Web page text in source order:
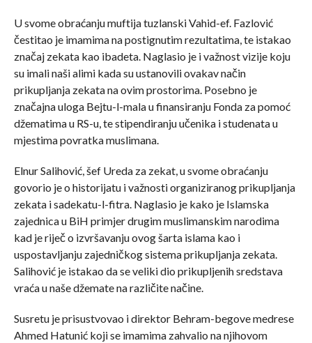
U svome obraćanju muftija tuzlanski Vahid-ef. Fazlović
čestitao je imamima na postignutim rezultatima, te istakao
značaj zekata kao ibadeta. Naglasio je i važnost vizije koju
su imali naši alimi kada su ustanovili ovakav način
prikupljanja zekata na ovim prostorima. Posebno je
značajna uloga Bejtu-l-mala u finansiranju Fonda za pomoć
džematima u RS-u, te stipendiranju učenika i studenata u
mjestima povratka muslimana.
Elnur Salihović, šef Ureda za zekat, u svome obraćanju
govorio je o historijatu i važnosti organiziranog prikupljanja
zekata i sadekatu-l-fitra. Naglasio je kako je Islamska
zajednica u BiH primjer drugim muslimanskim narodima
kad je riječ o izvršavanju ovog šarta islama kao i
uspostavljanju zajedničkog sistema prikupljanja zekata.
Salihović je istakao da se veliki dio prikupljenih sredstava
vraća u naše džemate na različite načine.
Susretu je prisustvovao i direktor Behram-begove medrese
Ahmed Hatunić koji se imamima zahvalio na njihovom